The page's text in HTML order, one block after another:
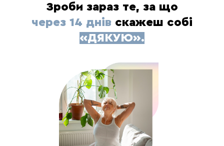
Вечірнє
тренування:
спокійна розминка +
медитація “Точка
ДЕНЬ 14
кегеля
чутливість,
центр жіночої сили
→ Активізуємо лімфу,
освіжаємо обличчя,
зменшуємо набряки
Зроби зараз те, за що
через 14 днів скажеш собі
«ДЯКУЮ».